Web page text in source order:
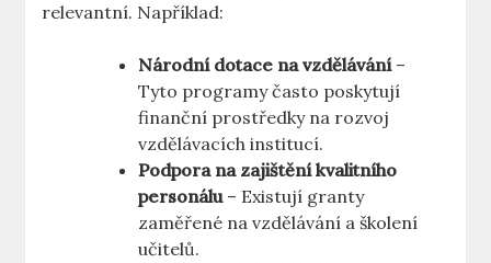
relevantní. Například:
Národní dotace na vzdělávání–
Tyto programy často poskytují
finanční prostředky na rozvoj
vzdělávacích institucí.
Podpora na zajištění kvalitního
personálu– Existují granty
zaměřené na vzdělávání a školení
učitelů.